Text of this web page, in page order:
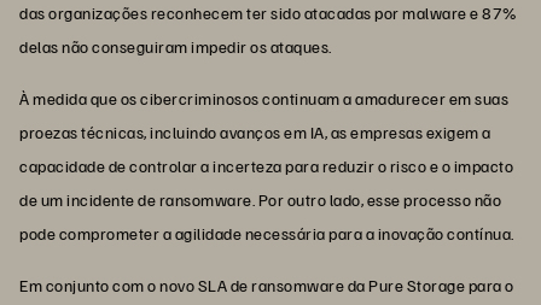
das organizações reconhecem ter sido atacadas por malware e 87%
delas não conseguiram impedir os ataques.
À medida que os cibercriminosos continuam a amadurecer em suas
proezas técnicas, incluindo avanços em IA, as empresas exigem a
capacidade de controlar a incerteza para reduzir o risco e o impacto
de um incidente de ransomware. Por outro lado, esse processo não
pode comprometer a agilidade necessária para a inovação contínua.
Em conjunto com o novo SLA de ransomware da Pure Storage para o